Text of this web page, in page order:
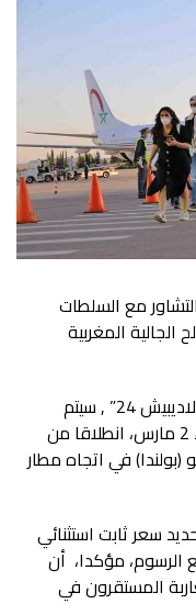
مع السلطات
المغربية
وحسب نص البلاغ الذي توصل به موقع “لاديبيش 24” , سيتم
تشغيل ثلاث رحلات ابتداء من يوم الأربعاء 2 مارس، انطلاقا من
(بولندا) في اتجاه مطار
سعر ثابت استثنائي
لجميع الرسوم، مؤكدا، أن
المستقرون في